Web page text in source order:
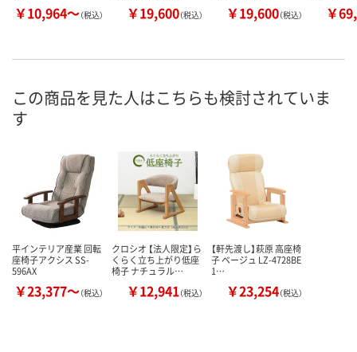
￥10,964～（税込） ￥19,600（税込） ￥19,600（税込） ￥
この商品を見た人はこちらも検討されていま
す
平インテリア産業 回転
座椅子アクシス SS-
596AX
￥23,377～（税込）
クロシオ 【法人限定】ら
くらく立ち上がり低座
椅子 ナチュラル…
￥12,941（税込）
【軒先渡し】萩原 高座椅
子 ベージュ LZ-4728BE
1…
￥23,254（税込）